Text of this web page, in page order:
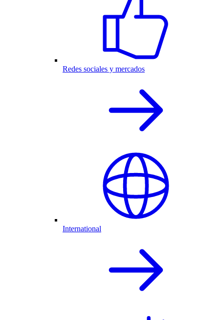
Redes sociales y mercados
International